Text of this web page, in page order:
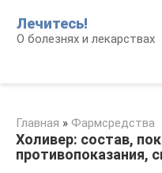
контенту
Лечитесь!
О болезнях и лекарствах
Главная » Фармсредства
Холивер: состав,
противопоказания,